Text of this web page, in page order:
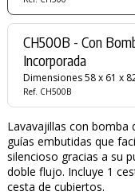
CH500B - Con
Incorporada
Dimensiones 58 x 61 x
Ref. CH500B
Lavavajillas con bomba
guías embutidas que
silencioso gracias a su
doble flujo. Incluye 1
cesta de cubiertos.